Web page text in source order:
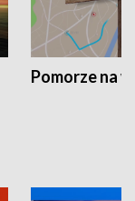
Pomorze na